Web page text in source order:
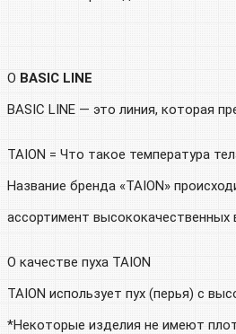
О BASIC LINE
BASIC LINE — это линия, которая
TAION = Что такое температура
Название бренда «TAION»
ассортимент
О качестве пуха TAION
TAION использует пух (перья) с
*Некоторые изделия не имеют